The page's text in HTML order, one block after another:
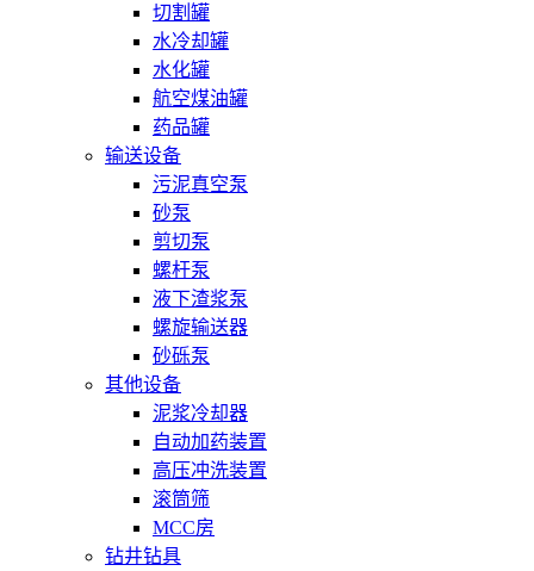
切割罐
水冷却罐
水化罐
航空煤油罐
药品罐
输送设备
污泥真空泵
砂泵
剪切泵
螺杆泵
液下渣浆泵
螺旋输送器
砂砾泵
其他设备
泥浆冷却器
自动加药装置
高压冲洗装置
滚筒筛
MCC房
钻井钻具